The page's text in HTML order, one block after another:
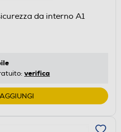
da interno A1
verifica
AGGIUNGI